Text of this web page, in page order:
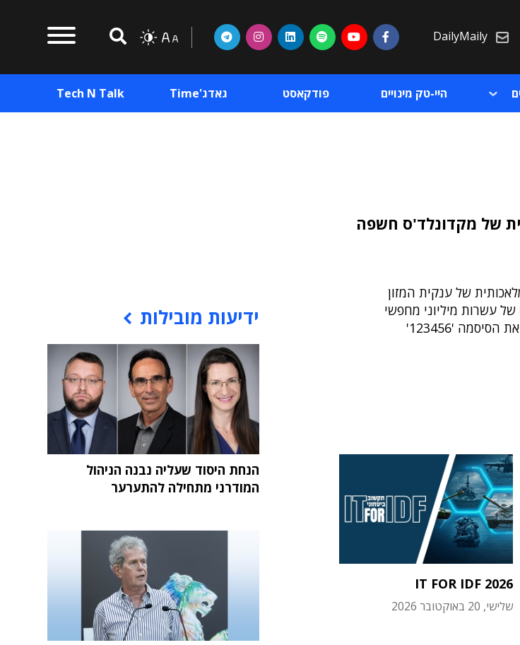
DailyMaily
היי-טק מינויים פודקאסט גאדג'Time Tech N Talk
123456? בוטית של מקדונלד'ס חשפה
של ענקית המזון
עשרות מיליוני מחפשי
'123456'
IT FOR IDF 2026
שלישי, 20 באוקטובר 2026
ידיעות מובילות
הנחת היסוד שעליה נבנה הניהול
המודרני מתחילה להתערער